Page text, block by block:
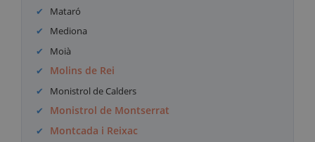
Mataró
Mediona
Moià
Molins de Rei
Monistrol de Calders
Monistrol de Montserrat
Montcada i Reixac